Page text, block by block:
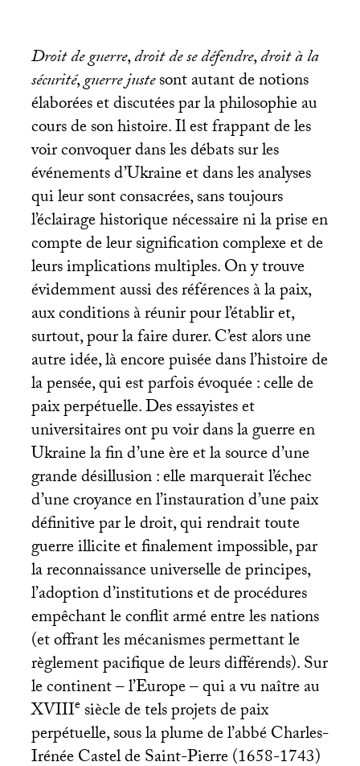
Droit de guerre,droit de se défendre,droit à la
sécurité,guerre justesont autant de notions
élaborées et discutées par la philosophie au
cours de son histoire. Il est frappant de les
voir convoquer dans les débats sur les
événements d’Ukraine et dans les analyses
qui leur sont consacrées, sans toujours
l’éclairage historique nécessaire ni la prise en
compte de leur signification complexe et de
leurs implications multiples. On y trouve
évidemment aussi des références à la paix,
aux conditions à réunir pour l’établir et,
surtout, pour la faire durer. C’est alors une
autre idée, là encore puisée dans l’histoire de
la pensée, qui est parfois évoquée : celle de
paix perpétuelle. Des essayistes et
universitaires ont pu voir dans la guerre en
Ukraine la fin d’une ère et la source d’une
grande désillusion : elle marquerait l’échec
d’une croyance en l’instauration d’une paix
définitive par le droit, qui rendrait toute
guerre illicite et finalement impossible, par
la reconnaissance universelle de principes,
l’adoption d’institutions et de procédures
empêchant le conflit armé entre les nations
(et offrant les mécanismes permettant le
règlement pacifique de leurs différends). Sur
le continent – l’Europe – qui a vu naître au
XVIIIesiècle de tels projets de paix
perpétuelle, sous la plume de l’abbé Charles-
Irénée Castel de Saint-Pierre (1658-1743)